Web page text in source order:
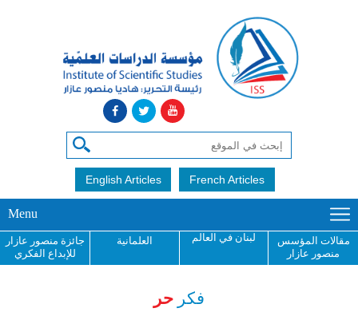
English Articles French Articles
Menu
مقالات المؤسس
منصور عازار
لبنان في العالم العلمانية
جائزة منصور عازار
للإبداع الفكري
فكر حر